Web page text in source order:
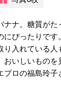
ナナ。糖質がた
にぴったりです
入れている人
おいしいものを
プロの福島玲子